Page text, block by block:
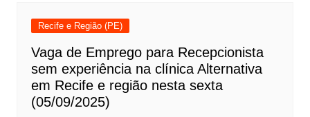
Recife e Região (PE)
Vaga de Emprego para Recepcionista
sem experiência na clínica Alternativa
em Recife e região nesta sexta
(05/09/2025)